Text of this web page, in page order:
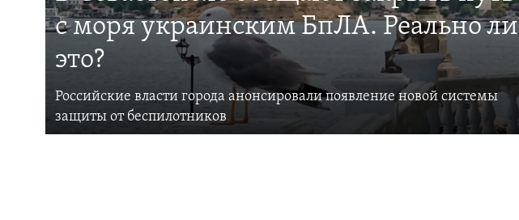
с моря украинским БпЛА. Реально ли
это?
Российские власти города анонсировали появление новой системы
защиты от беспилотников